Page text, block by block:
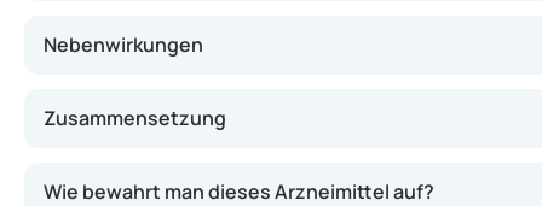
Nebenwirkungen
Zusammensetzung
Wie bewahrt man dieses Arzneimittel auf?